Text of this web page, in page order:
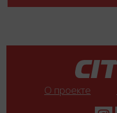
О проекте